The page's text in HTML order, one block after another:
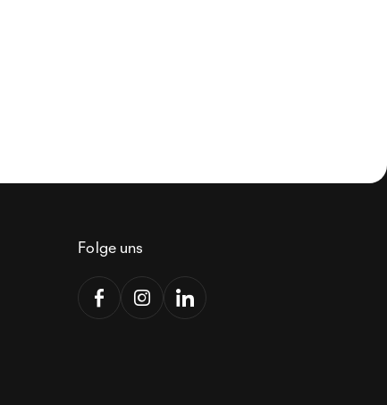
Folge uns